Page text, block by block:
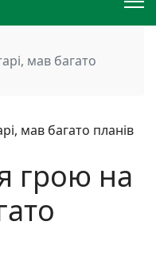
мав багато
грою на